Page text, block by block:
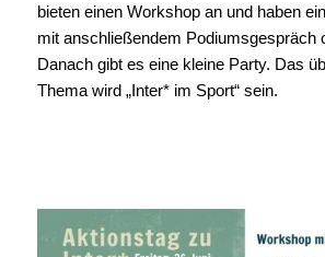
bieten einen Workshop an und haben
mit anschließendem Podiumsgespräch
Danach gibt es eine kleine Party. Das
Thema wird „Inter* im Sport“ sein.